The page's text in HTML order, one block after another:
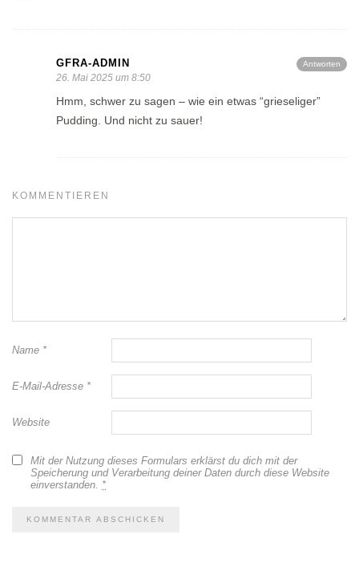
Antworten
GFRA-ADMIN
26. Mai 2025 um 8:50
Hmm, schwer zu sagen – wie ein etwas “grieseliger”
Pudding. Und nicht zu sauer!
KOMMENTIEREN
Name *
E-Mail-Adresse *
Website
Mit der Nutzung dieses Formulars erklärst du dich mit der
Speicherung und Verarbeitung deiner Daten durch diese Website
einverstanden. *